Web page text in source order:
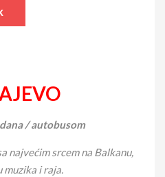
/ autobusom
najvećim srcem na Balkanu,
muzika i raja.